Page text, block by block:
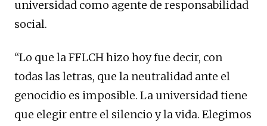
universidad como agente de responsabilidad
social.
“Lo que la FFLCH hizo hoy fue decir, con
todas las letras, que la neutralidad ante el
genocidio es imposible. La universidad tiene
que elegir entre el silencio y la vida. Elegimos